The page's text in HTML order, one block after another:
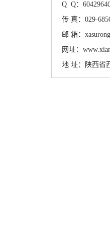
Q Q：
传 真：029-
邮 箱：
网址：
地 址：陕西省